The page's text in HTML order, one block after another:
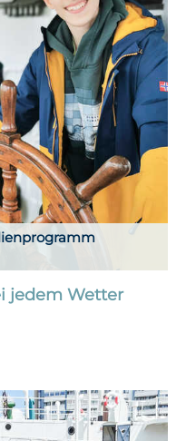
jedem Wetter